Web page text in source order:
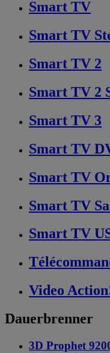
Smart TV
Smart TV
Smart TV 2
Smart TV 2
Smart TV 3
Smart TV
Smart TV
Smart TV
Smart TV
Video
Dauerbrenner
3D Prophet